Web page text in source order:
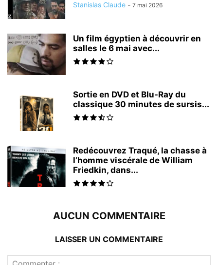
Stanislas Claude - 7 mai 2026
Un film égyptien à découvrir en
salles le 6 mai avec...
Sortie en DVD et Blu-Ray du
classique 30 minutes de sursis...
Redécouvrez Traqué, la chasse à
l’homme viscérale de William
Friedkin, dans...
AUCUN COMMENTAIRE
LAISSER UN COMMENTAIRE